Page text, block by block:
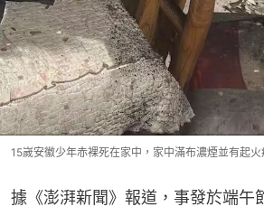
15嵗安徽少年赤裸死在家中，家中滿布濃煙並有起火
據《澎湃新聞》報道，事發於端午